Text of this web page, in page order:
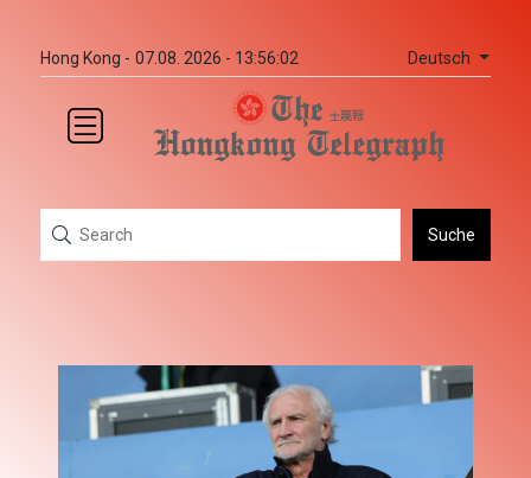
Hong Kong - 07.08. 2026 - 13:56:02 Deutsch
Suche